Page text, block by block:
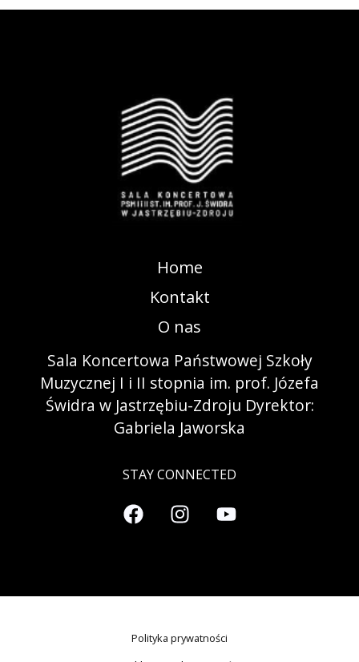
Home
Kontakt
O nas
Sala Koncertowa Państwowej Szkoły
Muzycznej I i II stopnia im. prof. Józefa
Świdra w Jastrzębiu-Zdroju Dyrektor:
Gabriela Jaworska
STAY CONNECTED
Polityka prywatności